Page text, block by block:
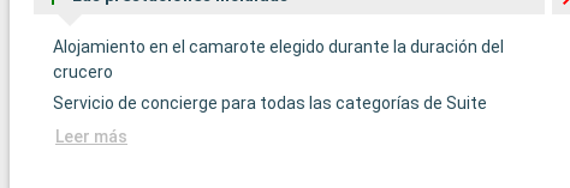
Alojamiento en el camarote elegido durante la duración del
crucero
Servicio de concierge para todas las categorías de Suite
Leer más